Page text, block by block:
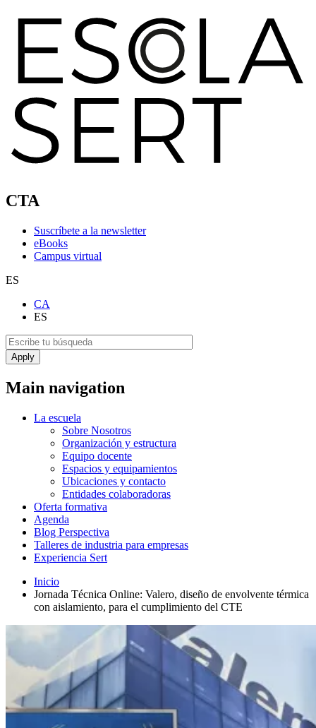
CTA
Suscríbete a la newsletter
eBooks
Campus virtual
ES
CA
ES
Main navigation
La escuela
Sobre Nosotros
Organización y estructura
Equipo docente
Espacios y equipamientos
Ubicaciones y contacto
Entidades colaboradoras
Oferta formativa
Agenda
Blog Perspectiva
Talleres de industria para empresas
Experiencia Sert
Inicio
Jornada Técnica Online: Valero, diseño de envolvente térmica
con aislamiento, para el cumplimiento del CTE